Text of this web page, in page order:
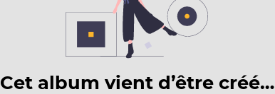
Cet album vient d’être créé…